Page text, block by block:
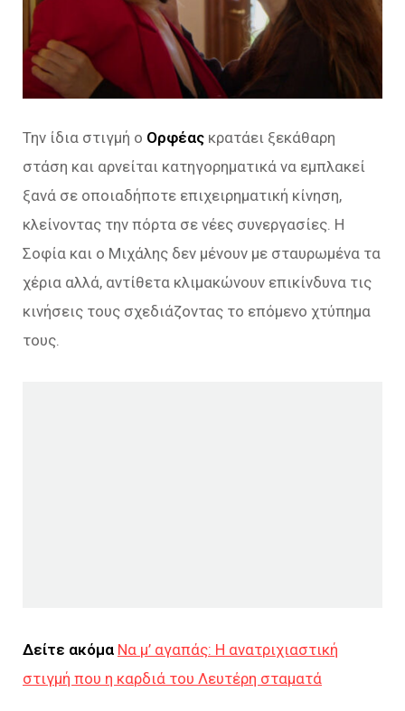
Την ίδια στιγμή ο Ορφέας κρατάει ξεκάθαρη
στάση και αρνείται κατηγορηματικά να εμπλακεί
ξανά σε οποιαδήποτε επιχειρηματική κίνηση,
κλείνοντας την πόρτα σε νέες συνεργασίες. Η
Σοφία και ο Μιχάλης δεν μένουν με σταυρωμένα τα
χέρια αλλά, αντίθετα κλιμακώνουν επικίνδυνα τις
κινήσεις τους σχεδιάζοντας το επόμενο χτύπημα
τους.
Δείτε ακόμα Να μ’ αγαπάς: Η ανατριχιαστική
στιγμή που η καρδιά του Λευτέρη σταματά